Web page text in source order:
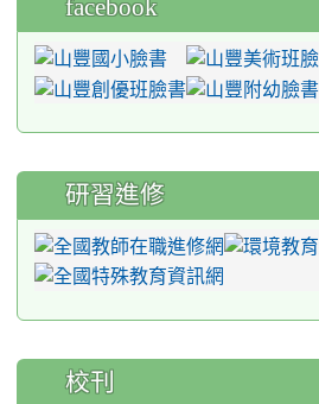
facebook
研習進修
校刊